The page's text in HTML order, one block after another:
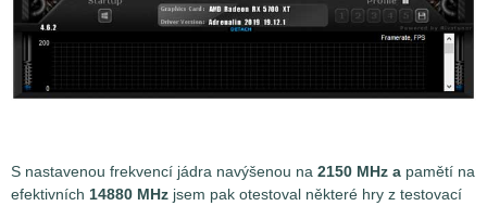
S nastavenou frekvencí jádra navýšenou na 2150 MHz a pamětí na
efektivních 14880 MHz jsem pak otestoval některé hry z testovací